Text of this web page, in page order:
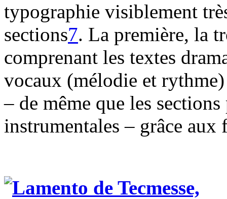
typographie visiblement
sections7. La première, la
comprenant les textes
vocaux (mélodie et
– de même que les
instrumentales – grâce aux